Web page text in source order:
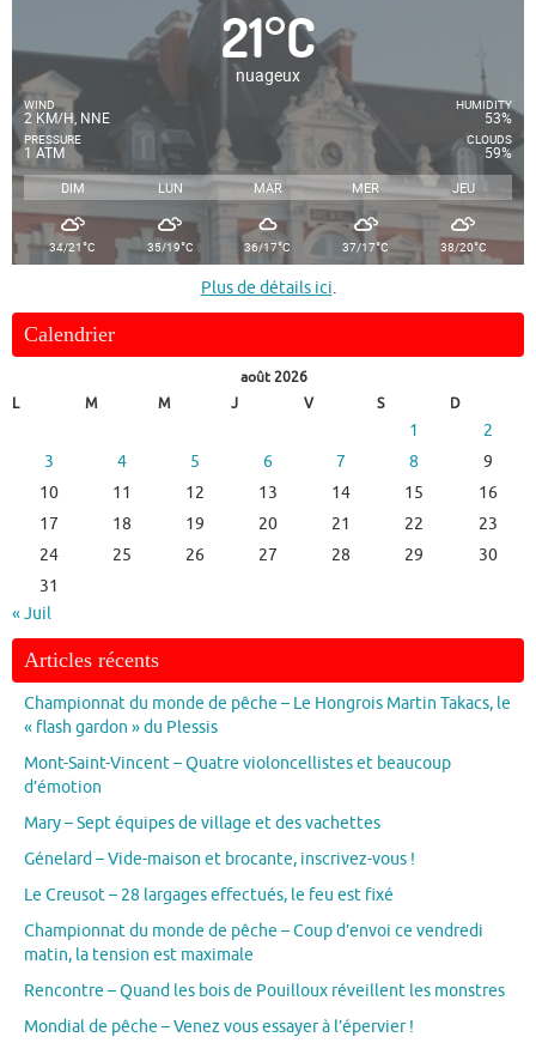
21°C
nuageux
WIND
2 KM/H, NNE
PRESSURE
1 ATM
HUMIDITY
53%
CLOUDS
59%
DIM LUN MAR MER JEU
34/21°C 35/19°C 36/17°C 37/17°C 38/20°C
Plus de détails ici.
Calendrier
août 2026
L
M M J V S D
1
2
3
4 5 6 7 8
9
10
11 12 13 14 15
16
17
18 19 20 21 22
23
24
25 26 27 28 29
30
31
« Juil
Articles récents
Championnat du monde de pêche – Le Hongrois Martin Takacs, le
« flash gardon » du Plessis
Mont-Saint-Vincent – Quatre violoncellistes et beaucoup
d’émotion
Mary – Sept équipes de village et des vachettes
Génelard – Vide-maison et brocante, inscrivez-vous !
Le Creusot – 28 largages effectués, le feu est fixé
Championnat du monde de pêche – Coup d’envoi ce vendredi
matin, la tension est maximale
Rencontre – Quand les bois de Pouilloux réveillent les monstres
Mondial de pêche – Venez vous essayer à l’épervier !